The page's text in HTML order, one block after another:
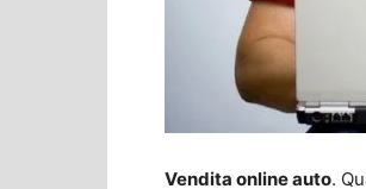
Vendita online auto.